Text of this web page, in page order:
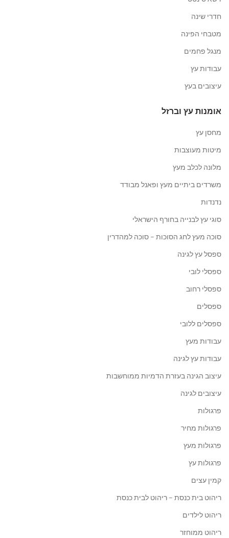
חדרי שינה
מטבחי הפינה
מנגל פחמים
עבודות עץ
עיצובים בעץ
אומנות עץ וברזל
מחסן עץ
מיטות מעוצבות
מלונה לכלב מעץ
משרדים ביתיים מעץ ופאנל מבודד
נדנדות
סוגי עץ לבנייה בחורף הישראלי
סוכה מעץ לחג הסוכות – סוכה למהדרין
ספסל עץ לגינה
ספסלי לובי
ספסלי רחוב
ספסלים
ספסלים ללובי
עבודות מעץ
עבודות עץ לגינה
עיצוב הגינה בעזרת הדמיות ממוחשבות
עיצובים לגינה
פרגולות
פרגולות מחיר
פרגולות מעץ
פרגולות עץ
קמין עצים
ריהוט בית כנסת – ריהוט לבית כנסת
ריהוט לילדים
ריהוט ממוחזר